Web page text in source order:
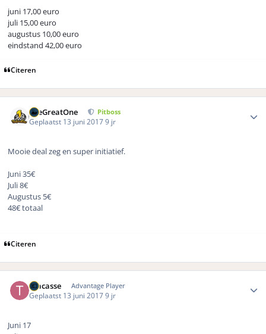
juni 17,00 euro
juli 15,00 euro
augustus 10,00 euro
eindstand 42,00 euro
Citeren
TheGreatOne Pitboss
Geplaatst 13 juni 20179 jr
Mooie deal zeg en super initiatief.
Juni 35€
Juli 8€
Augustus 5€
48€ totaal
Citeren
Tracasse Advantage Player
Geplaatst 13 juni 20179 jr
Juni 17